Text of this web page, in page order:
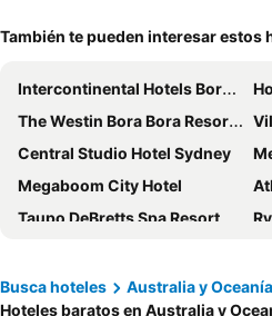
También te pueden interesar estos
Intercontinental Hotels Bora Bora Le Moana Resort By Ihg
The Westin Bora Bora Resort & Spa
Central Studio Hotel Sydney
Megaboom City Hotel
Taupo DeBretts Spa Resort
Metro Hotel Marlow Sydney Central
Busca hoteles
Australia y Oceanía
Hoteles baratos en Australia y